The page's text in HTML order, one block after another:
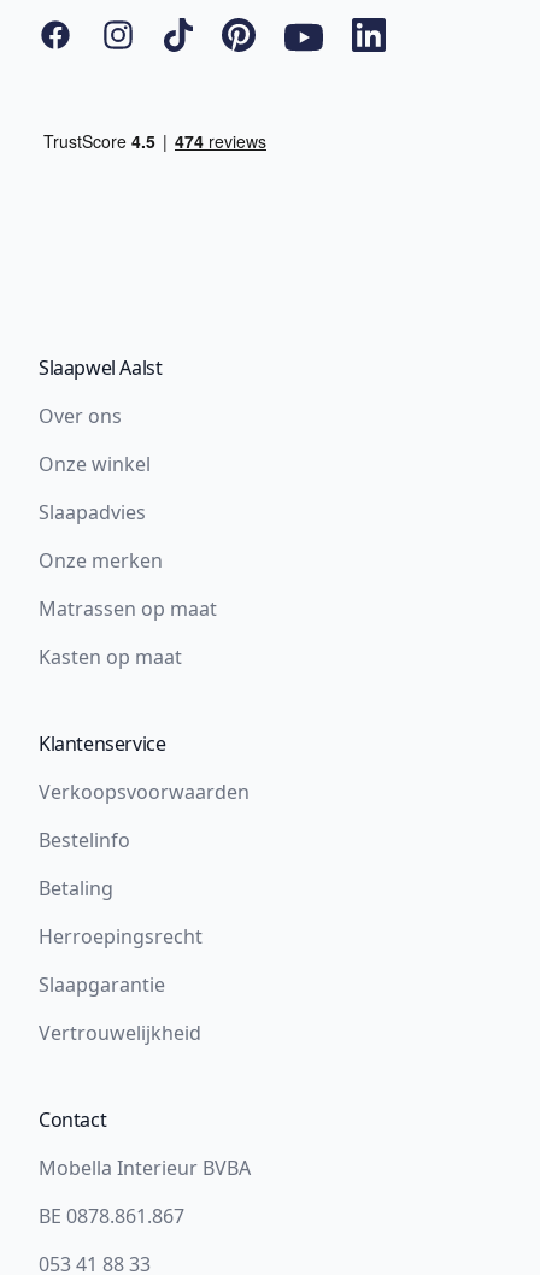
FacebookInstagram
Tiktok PinterestYouTubeLinkedIn
Slaapwel Aalst
Over ons
Onze winkel
Slaapadvies
Onze merken
Matrassen op maat
Kasten op maat
Klantenservice
Verkoopsvoorwaarden
Bestelinfo
Betaling
Herroepingsrecht
Slaapgarantie
Vertrouwelijkheid
Contact
Mobella Interieur BVBA
BE 0878.861.867
053 41 88 33